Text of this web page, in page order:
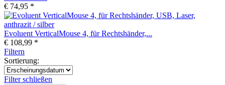
€ 74,95 *
Evoluent VerticalMouse 4, für Rechtshänder,...
€ 108,99 *
Filtern
Sortierung:
Filter schließen